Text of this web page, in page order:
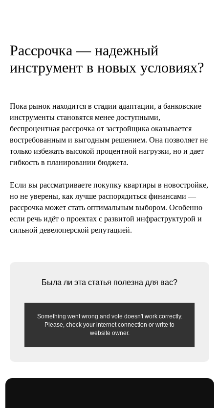
Рассрочка — надежный
инструмент в новых условиях?
Пока рынок находится в стадии адаптации, а банковские
инструменты становятся менее доступными,
беспроцентная рассрочка от застройщика оказывается
востребованным и выгодным решением. Она позволяет не
только избежать высокой процентной нагрузки, но и дает
гибкость в планировании бюджета.
Если вы рассматриваете покупку квартиры в новостройке,
но не уверены, как лучше распорядиться финансами —
рассрочка может стать оптимальным выбором. Особенно
если речь идёт о проектах с развитой инфраструктурой и
сильной девелоперской репутацией.
Была ли эта статья полезна для вас?
Something went wrong and vote doesn't work correctly.
Please, check your internet connection or write to
website owner.
6 мин
22 апреля 2025
Налог с продажи недвижимости
сумму
Подписывайтесь на наши социальные сети, чтобы быть